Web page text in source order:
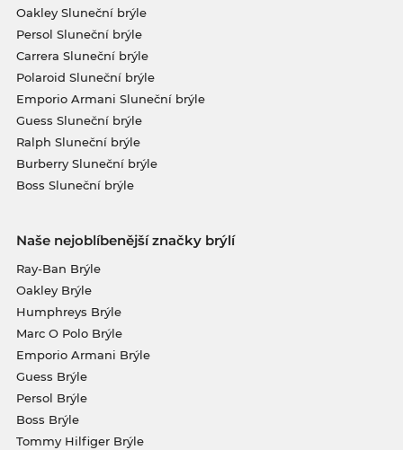
Oakley Sluneční brýle
Persol Sluneční brýle
Carrera Sluneční brýle
Polaroid Sluneční brýle
Emporio Armani Sluneční brýle
Guess Sluneční brýle
Ralph Sluneční brýle
Burberry Sluneční brýle
Boss Sluneční brýle
Naše nejoblíbenější značky brýlí
Ray-Ban Brýle
Oakley Brýle
Humphreys Brýle
Marc O Polo Brýle
Emporio Armani Brýle
Guess Brýle
Persol Brýle
Boss Brýle
Tommy Hilfiger Brýle